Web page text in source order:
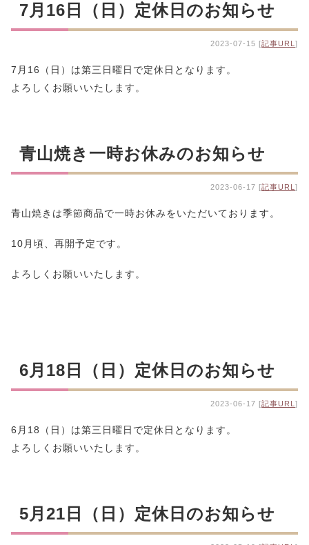
7月16日（日）定休日のお知らせ
2023-07-15 [記事URL ]
7月16（日）は第三日曜日で定休日となります。
よろしくお願いいたします。
青山焼き一時お休みのお知らせ
2023-06-17 [記事URL ]
青山焼きは季節商品で一時お休みをいただいております。
10月頃、再開予定です。
よろしくお願いいたします。
6月18日（日）定休日のお知らせ
2023-06-17 [記事URL ]
6月18（日）は第三日曜日で定休日となります。
よろしくお願いいたします。
5月21日（日）定休日のお知らせ